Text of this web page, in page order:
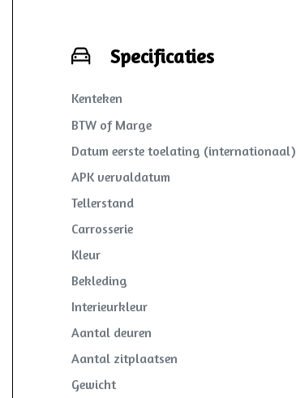
Specificaties
Kenteken
BTW of Marge
Datum eerste toelating (internationaal)
APK vervaldatum
Tellerstand
Carrosserie
Kleur
Bekleding
Interieurkleur
Aantal deuren
Aantal zitplaatsen
Gewicht